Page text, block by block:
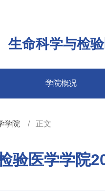
生命科学与检
学院概况
学院 正文
验医学学院